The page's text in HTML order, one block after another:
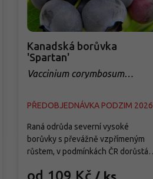
Kanadská borůvka
'Spartan'
Vaccinium corymbosum
PŘEDOBJEDNÁVKA PODZIM 2026
Raná odrůda severní vysoké
borůvky s převážně vzpřímeným
růstem, v podmínkách ČR dorůstá
vytváří středně hustý keř s pevnými